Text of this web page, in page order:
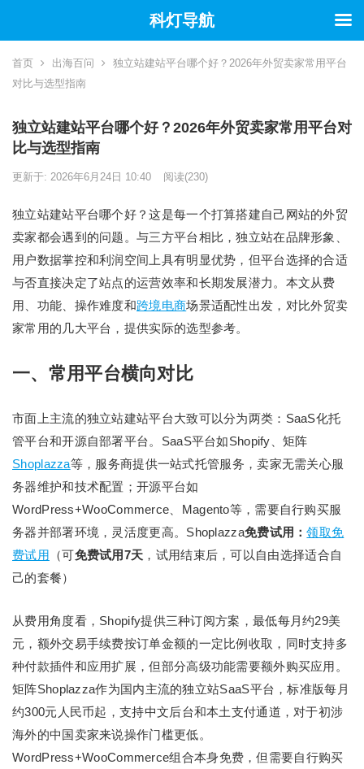
首页 出海百问
独立站建站平台哪个好？2026年外贸卖家常用平台
对比与选型指南
独立站建站平台哪个好？2026年外贸卖家常用平台对
比与选型指南
更新于: 2026年6月24日 10:40 阅读(230)
独立站建站平台哪个好？这是每一个打算搭建自己网站的外贸
卖家都会遇到的问题。与三方平台相比，独立站在品牌形象、
用户数据掌控和利润空间上具有明显优势，但平台选择的合适
与否直接决定了站点的运营效率和长期发展潜力。本文从费
用、功能、操作难度和跨境电商场景适配性出发，对比外贸卖
家常用的几大平台，提供实际的选型参考。
一、常用平台横向对比
市面上主流的独立站建站平台大致可以分为两类：SaaS化托
管平台和开源自部署平台。SaaS平台如Shopify、矩阵
Shoplazza等，服务商提供一站式托管服务，卖家无需关心服
务器维护和技术配置；开源平台如
WordPress+WooCommerce、Magento等，需要自行购买服
务器并部署环境，灵活度更高。Shoplazza免费试用：领取免
费试用 （可免费试用7天 ，试用结束后，可以自由选择适合自
己的套餐）
从费用角度看，Shopify提供三种订阅方案，最低每月约29美
元，额外交易手续费按订单金额的一定比例收取，同时支持多
种付款插件和应用扩展，但部分高级功能需要额外购买应用。
矩阵Shoplazza作为国内主流的独立站SaaS平台，标准版每月
约300元人民币起，支持中文后台和本土支付通道，对于初涉
海外的中国卖家来说操作门槛更低。
WordPress+WooCommerce组合本身免费，但需要自行购买
科灯导航